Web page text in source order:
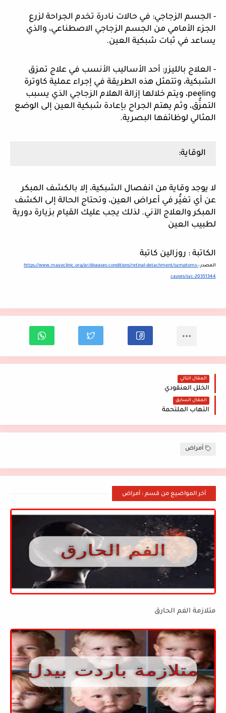
- الجسم الزجاجي: في حالات نادرة تخدم الجراحة لزرع
الجزء الأمامي من الجسم الزجاجي الاصطناعي، والذي
يساعد في ثبات شبكية العين.
- العلاج بالليزر: أحد الأساليب الأنسب في علاج تمزق
الشبكية، وتتمثل هذه الطريقة في إجراء عملية كاوترة
peeling، ويتم خلالها إزالة الهلام الزجاجي الذي يسبب
التمزُّق، وثم يهتم الجراح بإعادة شبكية العين إلى الوضع
المثالي لوظائفها البصرية.
الوقاية:
لا يوجد وقاية من انفصال الشبكية، إلا بالكشف المبكر
عن أي تغيُّر في أعراض العين، وتحتاج الحالة إلى الكشف
المبكر والعلاج الآني. لذلك يجب عليك القيام بزيارة دورية
لطبيب العين
الكاتبة : روزالين كاتبة
المصدر :https://www.mayoclinic.org/ar/diseases-conditions/retinal-detachment/symptoms-
causes/syc-20351344
المقال التالي
الخلل العنقودي
المقال السابق
التهاب الملتحمة
أمراض
أخر المواضيع من قسم : أمراض
متلازمة الفم الحارق